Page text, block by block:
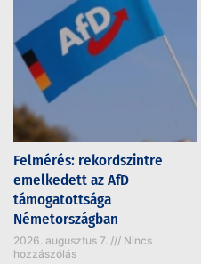
Felmérés: rekordszintre
emelkedett az AfD
támogatottsága
Németországban
2026. augusztus 7.
Nincs
hozzászólás